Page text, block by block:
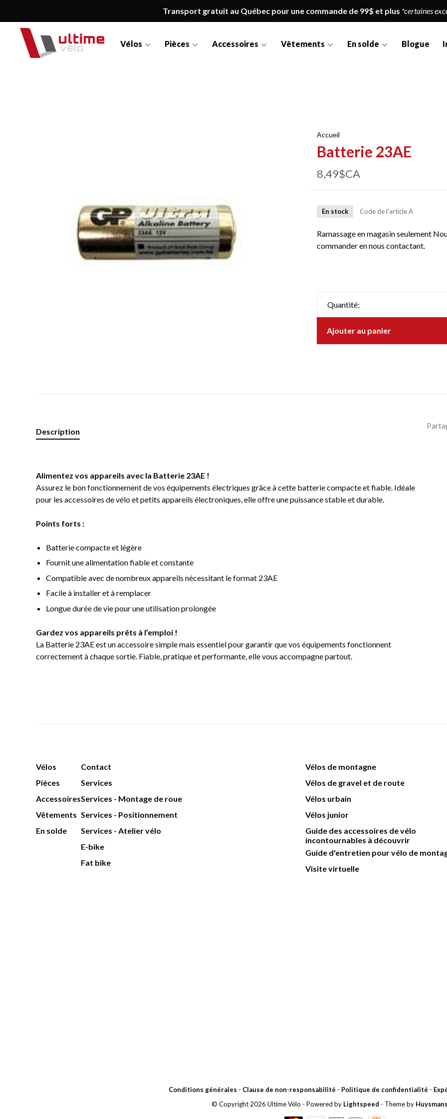
Transport gratuit au Québec pour une commande de 99$ et plus *certaines
Vélos Pièces Accessoires Vêtements En solde Blogue
Accueil
Batterie 23AE
8,49$CA
En stock Code de l'articleA
Ramassage en magasin seulement
commander en nous contactant.
Quantité:
Ajouter au panier
Description
Alimentez vos appareils avec la Batterie 23AE !
Assurez le bon fonctionnement de vos équipements électriques grâce à cette batterie compacte et fiable. Idéale
pour les accessoires de vélo et petits appareils électroniques, elle offre une puissance stable et durable.
Points forts :
Batterie compacte et légère
Fournit une alimentation fiable et constante
Compatible avec de nombreux appareils nécessitant le format 23AE
Facile à installer et à remplacer
Longue durée de vie pour une utilisation prolongée
Gardez vos appareils prêts à l’emploi !
La Batterie 23AE est un accessoire simple mais essentiel pour garantir que vos équipements fonctionnent
correctement à chaque sortie. Fiable, pratique et performante, elle vous accompagne partout.
Vélos
Pièces
Accessoires
Vêtements
En solde
Contact
Services
Services - Montage de roue
Services - Positionnement
Services - Atelier vélo
E-bike
Fat bike
Vélos de montagne
Vélos de gravel et de route
Vélos urbain
Vélos junior
Guide des accessoires de vélo
incontournables à découvrir
Guide d'entretien pour vélo de
Visite virtuelle
Conditions générales - Clause de non-responsabilité - Politique de confidentialité -
© Copyright 2026 Ultime Vélo - Powered by Lightspeed - Theme by